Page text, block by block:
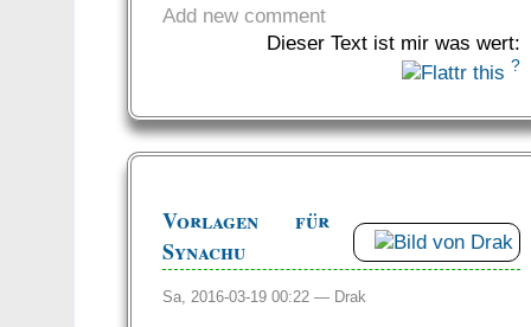
Add new comment
Dieser Text ist mir was wert:
?
Vorlagen für
Synachu
Sa, 2016-03-19 00:22 — Drak